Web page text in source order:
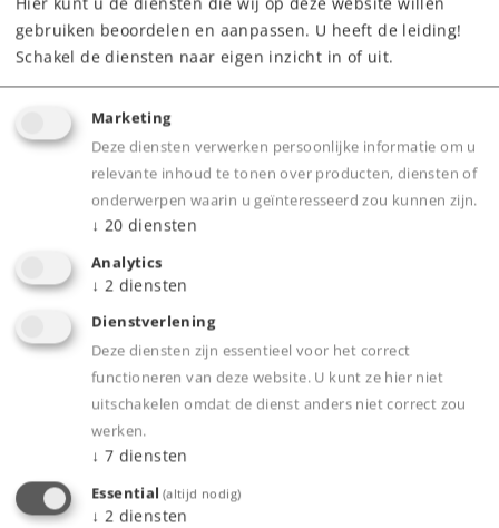
Vanaf fabriek uitverkocht.
Neem contact op met uw lokale dealer
Dealer zoeken
Highlights
Decoder voor multiprotocol
gebruiken beoordelen en aanpassen. U heeft de leiding!
Schakel de diensten naar eigen inzicht in of uit.
Marketing
Deze diensten verwerken persoonlijke informatie om u
relevante inhoud te tonen over producten, diensten of
onderwerpen waarin u geïnteresseerd zou kunnen zijn.
↓ 20 diensten
Analytics
↓ 2 diensten
Dienstverlening
Deze diensten zijn essentieel voor het correct
functioneren van deze website. U kunt ze hier niet
uitschakelen omdat de dienst anders niet correct zou
werken.
↓ 7 diensten
Essential (altijd nodig)
↓ 2 diensten